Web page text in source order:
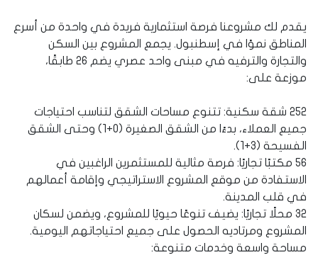
يقدم لك مشروعنا فرصة استثمارية فريدة في واحدة من أسرع
المناطق نموًا في إسطنبول. يجمع المشروع بين السكن
والتجارة والترفيه في مبنى واحد عصري يضم 26 طابقًا،
موزعة على:
252 شقة سكنية: تتنوع مساحات الشقق لتناسب احتياجات
جميع العملاء، بدءًا من الشقق الصغيرة (0+1) وحتى الشقق
الفسيحة (3+1).
56 مكتبًا تجاريًا: فرصة مثالية للمستثمرين الراغبين في
الاستفادة من موقع المشروع الاستراتيجي وإقامة أعمالهم
في قلب المدينة.
32 محلًا تجاريًا: يضيف تنوعًا حيويًا للمشروع، ويضمن لسكان
المشروع ومرتاديه الحصول على جميع احتياجاتهم اليومية.
مساحة واسعة وخدمات متنوعة: